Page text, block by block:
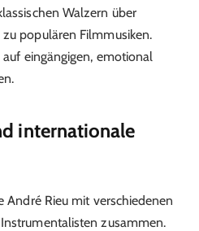
Walzern über
populären Filmmusiken.
eingängigen, emotional
internationale
André Rieu mit verschiedenen
zusammen.